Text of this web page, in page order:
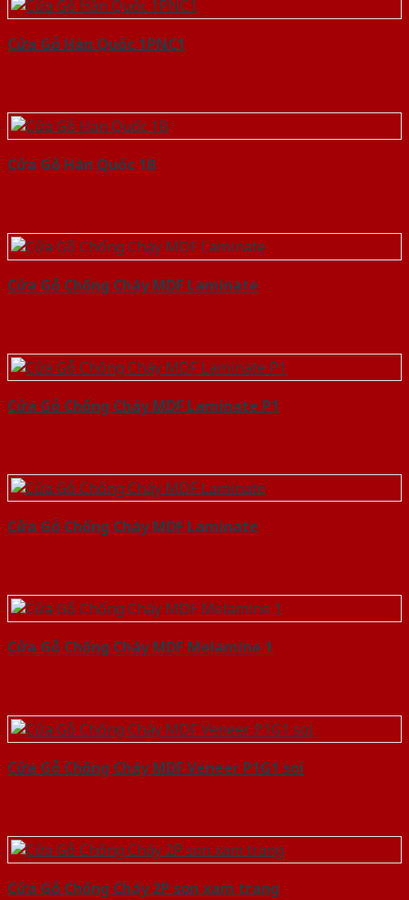
Cửa Gỗ Hàn Quốc 1PNC1
Cửa Gỗ Hàn Quốc 1B
Cửa Gỗ Chống Cháy MDF Laminate
Cửa Gỗ Chống Cháy MDF Laminate P1
Cửa Gỗ Chống Cháy MDF Laminate
Cửa Gỗ Chống Cháy MDF Melamine 1
Cửa Gỗ Chống Cháy MDF Veneer P1G1 soi
Cửa Gỗ Chống Cháy 2P son xam trang